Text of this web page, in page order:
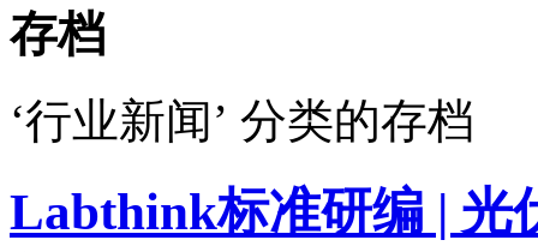
存档
‘行业新闻’ 分类的存档
Labthink标准研编 | 光